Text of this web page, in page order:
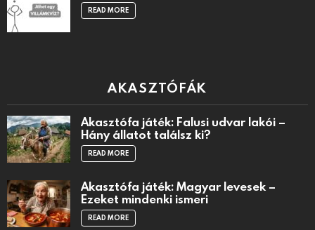
READ MORE
AKASZTÓFÁK
Akasztófa játék: Falusi udvar lakói –
Hány állatot találsz ki?
READ MORE
Akasztófa játék: Magyar levesek –
Ezeket mindenki ismeri
READ MORE